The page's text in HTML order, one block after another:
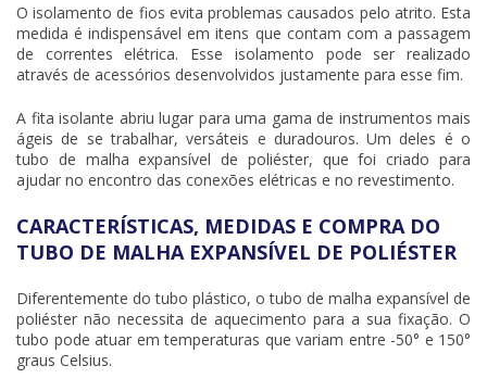
O isolamento de fios evita problemas causados pelo atrito. Esta
medida é indispensável em itens que contam com a passagem
de correntes elétrica. Esse isolamento pode ser realizado
através de acessórios desenvolvidos justamente para esse fim.
A fita isolante abriu lugar para uma gama de instrumentos mais
ágeis de se trabalhar, versáteis e duradouros. Um deles é o
tubo de malha expansível de poliéster, que foi criado para
ajudar no encontro das conexões elétricas e no revestimento.
CARACTERÍSTICAS, MEDIDAS E COMPRA DO
TUBO DE MALHA EXPANSÍVEL DE POLIÉSTER
Diferentemente do tubo plástico, otubo de malha expansível de
poliéster não necessita de aquecimento para a sua fixação. O
tubo pode atuar em temperaturas que variam entre -50° e 150°
graus Celsius.